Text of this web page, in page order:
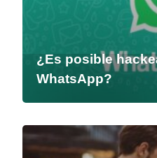
¿Es posible
WhatsApp?